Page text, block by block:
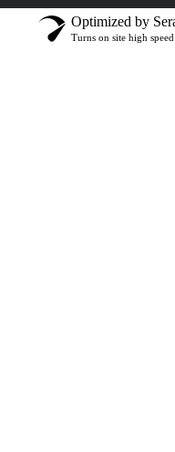
Optimized by
Turns on site high